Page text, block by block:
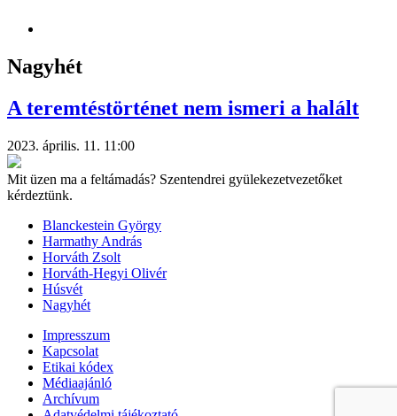
Nagyhét
A teremtéstörténet nem ismeri a halált
2023. április. 11. 11:00
Mit üzen ma a feltámadás? Szentendrei gyülekezetvezetőket
kérdeztünk.
Blanckestein György
Harmathy András
Horváth Zsolt
Horváth-Hegyi Olivér
Húsvét
Nagyhét
Impresszum
Kapcsolat
Etikai kódex
Médiaajánló
Archívum